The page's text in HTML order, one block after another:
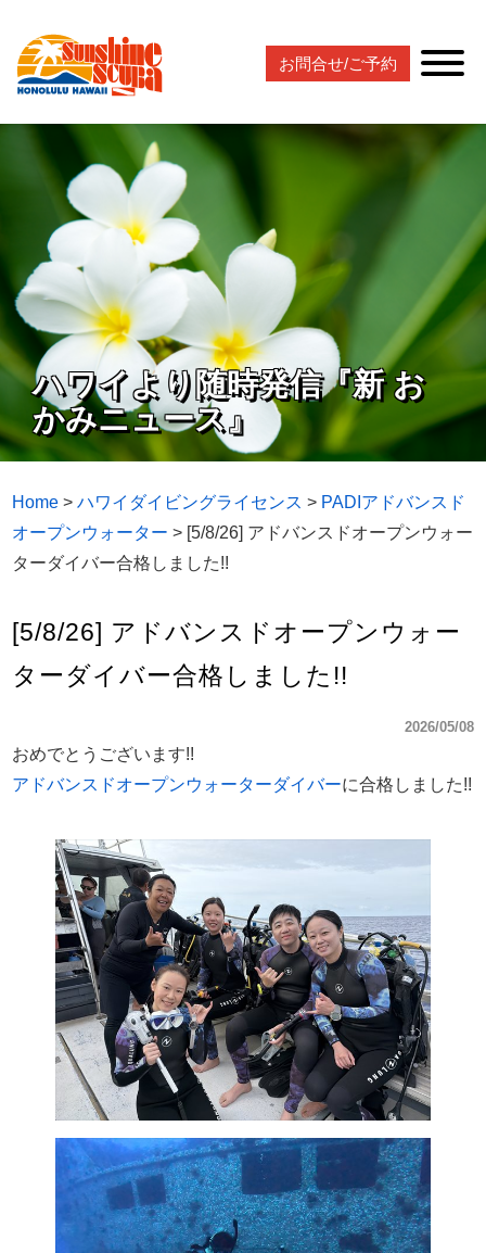
お問合せ/ご予約
ハワイより随時発信『新 お
かみニュース』
Home >ハワイダイビングライセンス > PADIアドバンスド
オープンウォーター > [5/8/26] アドバンスドオープンウォー
ターダイバー合格しました!!
[5/8/26] アドバンスドオープンウォー
ターダイバー合格しました!!
2026/05/08
おめでとうございます!!
アドバンスドオープンウォーターダイバーに合格しました!!